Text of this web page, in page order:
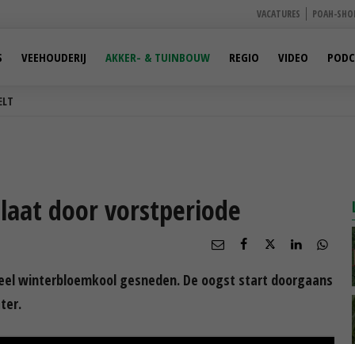
VACATURES POAH-
VEEHOUDERIJ AKKER- & TUINBOUW REGIO VIDEO
door vorstperiode
winterbloemkool gesneden. De oogst start doorgaans